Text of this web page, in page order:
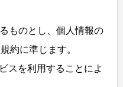
ものとし、個人情報の
約に準じます。
スを利用することによ